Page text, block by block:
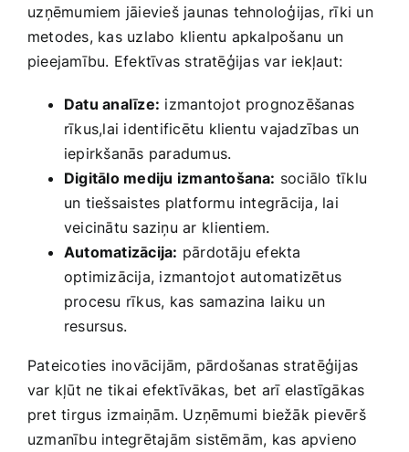
⁣uzņēmumiem jāievieš jaunas tehnoloģijas, ​rīki un
metodes, kas uzlabo klientu apkalpošanu un
pieejamību. Efektīvas stratēģijas var iekļaut:
Datu analīze: izmantojot prognozēšanas
rīkus,lai identificētu klientu vajadzības un
iepirkšanās paradumus.
Digitālo mediju izmantošana: sociālo tīklu
un‍ tiešsaistes platformu integrācija, lai
veicinātu saziņu ‍ar⁢ klientiem.
Automatizācija: pārdotāju efekta
optimizācija, izmantojot automatizētus
procesu rīkus, ⁣kas samazina laiku un⁣
resursus.
Pateicoties​ inovācijām, pārdošanas stratēģijas
var kļūt ne tikai efektīvākas, ⁢bet arī elastīgākas
pret tirgus izmaiņām. Uzņēmumi biežāk pievērš
uzmanību integrētajām sistēmām, kas apvieno